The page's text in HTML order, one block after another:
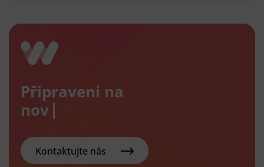
Připraveni na
nový e-s
Kontaktujte nás